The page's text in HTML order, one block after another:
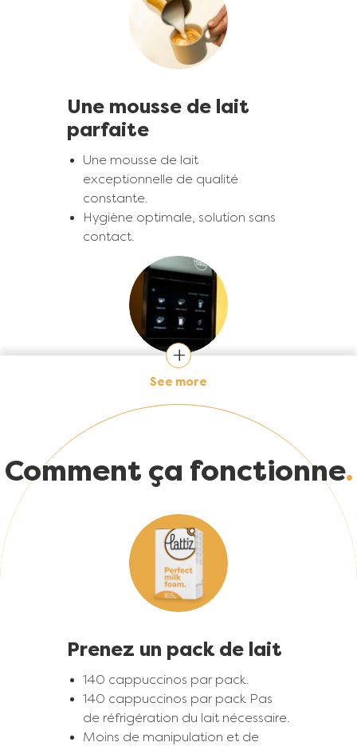
Une mousse de lait
parfaite
Une mousse de lait
exceptionnelle de qualité
constante.
Hygiène optimale, solution sans
contact.
Image
Facile à utiliser
La simplicité d'utilisation permet à
machine avec facilité.
La machine permet de dédier
la gestion des périodes de
Image
Une solution
intelligente
See more
Comment ça fonctionne
Image
Prenez un pack de lait
140 cappuccinos par pack.
140 cappuccinos par pack Pas
de réfrigération du lait nécessaire.
Moins de manipulation et de